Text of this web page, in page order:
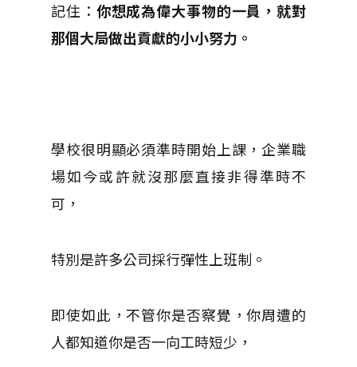
記住： 你想成為偉大事物的一員，就對
那個大局做出貢獻的小小努力。
學校很明顯必須準時開始上課，企業職
場如今或許就沒那麼直接非得準時不
可，
特別是許多公司採行彈性上班制。
即使如此，不管你是否察覺，你周遭的
人都知道你是否一向工時短少，